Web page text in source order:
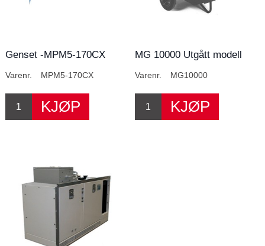
Genset -MPM5-170CX
Varenr. MPM5-170CX
MG 10000 Utgått modell
Varenr. MG10000